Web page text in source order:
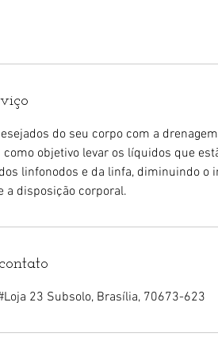
do seu corpo com a
objetivo levar os líquidos que
linfonodos e da linfa, diminuindo o
a disposição corporal.
23 Subsolo, Brasília, 70673-623